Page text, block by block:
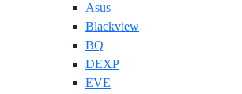
Asus
Blackview
BQ
DEXP
EVE